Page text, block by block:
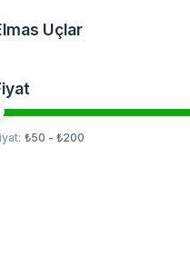
Uçlar
₺50 - ₺200